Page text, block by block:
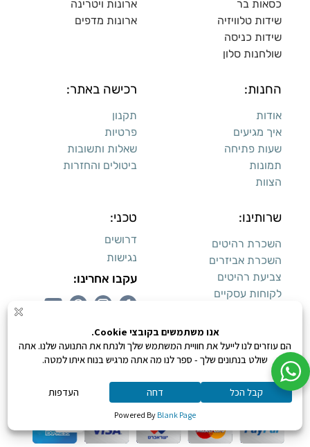
כסאות בר
שידות טלוויזיה
שידות כניסה
שולחנות סלון
ארונות ויטרינה
ארונות מדפים
החנות:
אודות
איך מגיעים
שעות פתיחה
תמונות
הצוות
רכישה באתר:
תקנון
פרטיות
שאלות ותשובות
ביטולים והחזרות
שרותינו:
השכרת רהיטים
השכרת אביזרים
צביעת רהיטים
לקוחות עסקיים
עיצוב דירות למכירה:
טכני:
דרושים
נגישות
עקבו אחרינו:
קנייה מאובטחת